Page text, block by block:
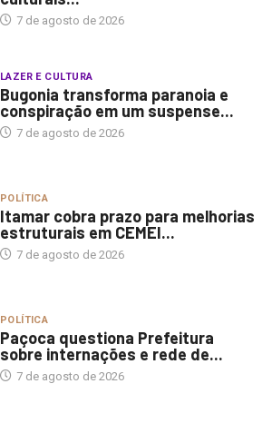
7 de agosto de 2026
LAZER E CULTURA
Bugonia transforma paranoia e
conspiração em um suspense...
7 de agosto de 2026
POLÍTICA
Itamar cobra prazo para melhorias
estruturais em CEMEI...
7 de agosto de 2026
POLÍTICA
Paçoca questiona Prefeitura
sobre internações e rede de...
7 de agosto de 2026